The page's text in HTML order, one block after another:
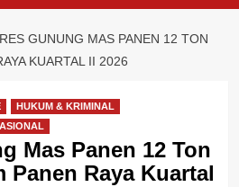
GUNUNG MAS PANEN 12 TON
KUARTAL II 2026
HUKUM & KRIMINAL
Mas Panen 12 Ton
Panen Raya Kuartal